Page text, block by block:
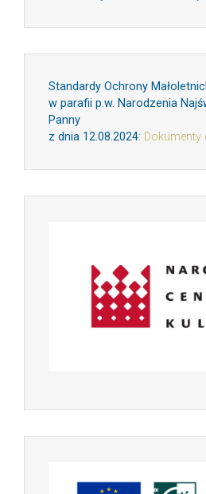
Standardy Ochrony
w parafii p.w. Narodzenia
Panny
z dnia 12.08.2024: